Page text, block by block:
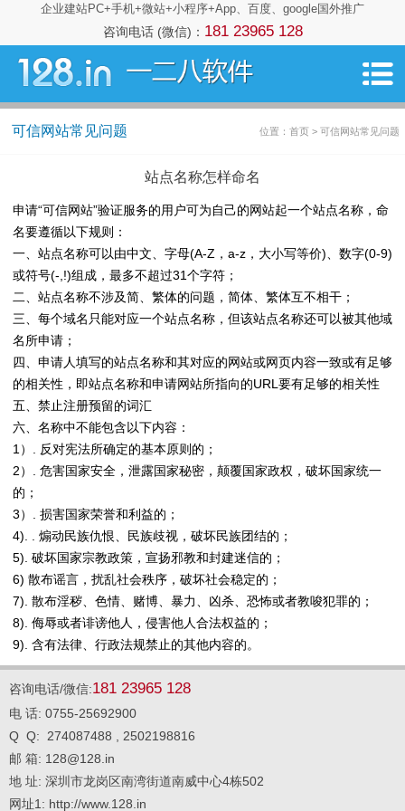
企业建站PC+手机+微站+小程序+App、百度、google国外推广
咨询电话 (微信)： 181 23965 128
可信网站常见问题 位置：首页 > 可信网站常见问题
站点名称怎样命名
申请“可信网站”验证服务的用户可为自己的网站起一个站点名称，命
名要遵循以下规则：
一、站点名称可以由中文、字母(A-Z，a-z，大小写等价)、数字(0-9)
或符号(-,!)组成，最多不超过31个字符；
二、站点名称不涉及简、繁体的问题，简体、繁体互不相干；
三、每个域名只能对应一个站点名称，但该站点名称还可以被其他域
名所申请；
四、申请人填写的站点名称和其对应的网站或网页内容一致或有足够
的相关性，即站点名称和申请网站所指向的URL要有足够的相关性
五、禁止注册预留的词汇
六、名称中不能包含以下内容：
1）. 反对宪法所确定的基本原则的；
2）. 危害国家安全，泄露国家秘密，颠覆国家政权，破坏国家统一
的；
3）. 损害国家荣誉和利益的；
4). . 煽动民族仇恨、民族歧视，破坏民族团结的；
5). 破坏国家宗教政策，宣扬邪教和封建迷信的；
6) 散布谣言，扰乱社会秩序，破坏社会稳定的；
7). 散布淫秽、色情、赌博、暴力、凶杀、恐怖或者教唆犯罪的；
8). 侮辱或者诽谤他人，侵害他人合法权益的；
9). 含有法律、行政法规禁止的其他内容的。
咨询电话/微信:181 23965 128
电 话: 0755-25692900
Q Q: 274087488 , 2502198816
邮 箱: 128@128.in
地 址: 深圳市龙岗区南湾街道南威中心4栋502
网址1: http://www.128.in